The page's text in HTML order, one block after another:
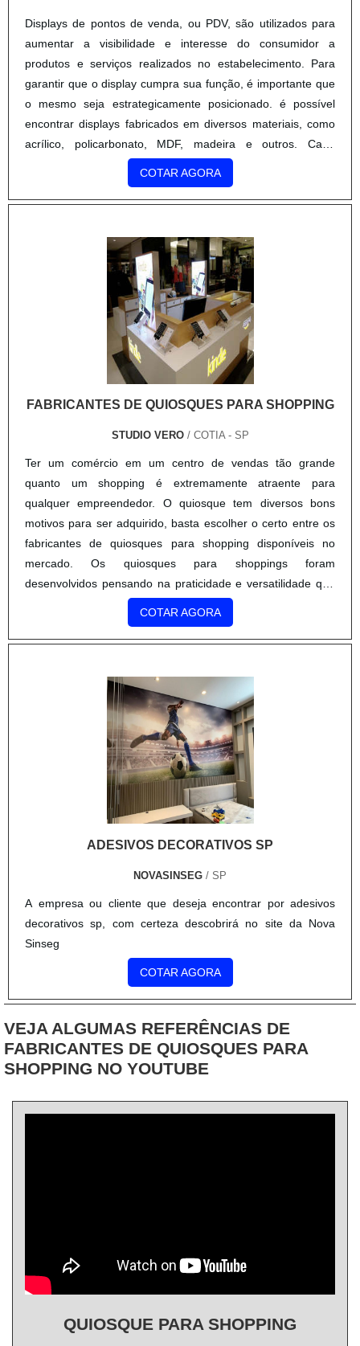
Displays de pontos de venda, ou PDV, são utilizados para
aumentar a visibilidade e interesse do consumidor a
produtos e serviços realizados no estabelecimento. Para
garantir que o display cumpra sua função, é importante que
o mesmo seja estrategicamente posicionado. é possível
encontrar displays fabricados em diversos materiais, como
acrílico, policarbonato, MDF, madeira e outros. Cada
material é indicado para usos e estabelecimentos
COTAR AGORA
FABRICANTES DE QUIOSQUES PARA SHOPPING
STUDIO VERO/ COTIA - SP
Ter um comércio em um centro de vendas tão grande
quanto um shopping é extremamente atraente para
qualquer empreendedor. O quiosque tem diversos bons
motivos para ser adquirido, basta escolher o certo entre os
fabricantes de quiosques para shopping disponíveis no
mercado. Os quiosques para shoppings foram
desenvolvidos pensando na praticidade e versatilidade que
os consumidores teriam para apreciar e procurar produtos e
serviços neste tipo espec....
COTAR AGORA
ADESIVOS DECORATIVOS SP
NOVASINSEG / SP
A empresa ou cliente que deseja encontrar por adesivos
decorativos sp, com certeza descobrirá no site da Nova
Sinseg
COTAR AGORA
VEJA ALGUMAS REFERÊNCIAS DE
FABRICANTES DE QUIOSQUES PARA
SHOPPING NO YOUTUBE
QUIOSQUE PARA SHOPPING